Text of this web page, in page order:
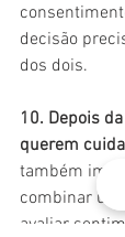
decisão
dos dois.
10. Depois
querem
também
combinar
avaliar